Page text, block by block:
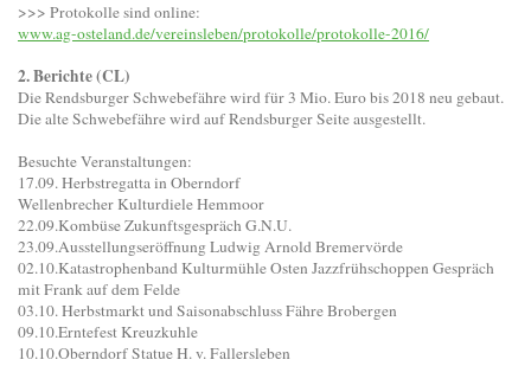
>>> Protokolle sind online:
www.ag-osteland.de/vereinsleben/protokolle/protokolle-2016/
2. Berichte (CL)
Die Rendsburger Schwebefähre wird für 3 Mio. Euro bis 2018 neu gebaut.
Die alte Schwebefähre wird auf Rendsburger Seite ausgestellt.
Besuchte Veranstaltungen:
17.09. ​Herbstregatta in Oberndorf
​Wellenbrecher Kulturdiele Hemmoor
22.09.​Kombüse Zukunftsgespräch G.N.U.
23.09.​Ausstellungseröffnung Ludwig Arnold Bremervörde
02.10.​Katastrophenband Kulturmühle Osten Jazzfrühschoppen Gespräch
mit Frank auf dem Felde
03.10. ​Herbstmarkt und Saisonabschluss Fähre Brobergen
09.10.​Erntefest Kreuzkuhle
10.10.​Oberndorf Statue H. v. Fallersleben